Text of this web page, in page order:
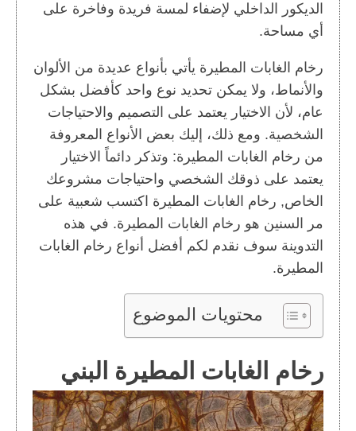
الديكور الداخلي لإضفاء لمسة فريدة وفاخرة على
أي مساحة.
رخام الغابات المطيرة يأتي بأنواع عديدة من الألوان
والأنماط، ولا يمكن تحديد نوع واحد كأفضل بشكل
عام، لأن الاختيار يعتمد على التصميم والاحتياجات
الشخصية. ومع ذلك، إليك بعض الأنواع المعروفة
من رخام الغابات المطيرة: وتذكر دائماً الاختيار
يعتمد على ذوقك الشخصي واحتياجات مشروعك
الخاص, رخام الغابات المطيرة اكتسب شعبية على
مر السنين هو رخام الغابات المطيرة. في هذه
التدوينة سوف نقدم لكم أفضل أنواع رخام الغابات
المطيرة.
محتويات الموضوع
رخام الغابات المطيرة البني